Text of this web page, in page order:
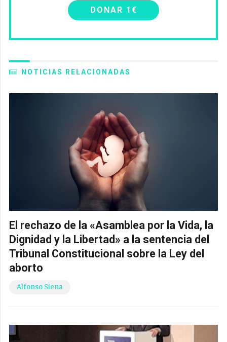
DONAR 1€
NOTICIAS RELACIONADAS
El rechazo de la «Asamblea por la Vida, la
Dignidad y la Libertad» a la sentencia del
Tribunal Constitucional sobre la Ley del
aborto
Alfonso Siena